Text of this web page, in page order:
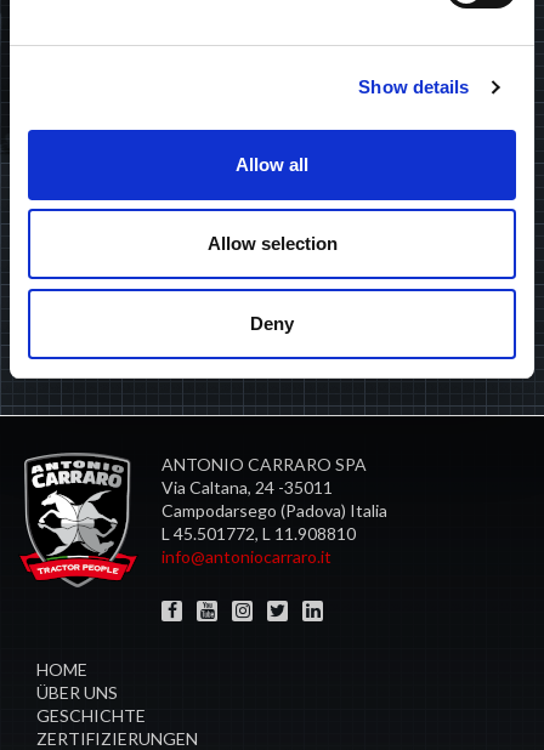
Show details
Allow all
Allow selection
Deny
BESTELLE DEN NEWSLETTER
People: Schlepper, Events und Promotions, Gadgets und
Datenschutzerklärung
ANTONIO CARRARO SPA
Via Caltana, 24 -35011
Campodarsego (Padova) Italia
L 45.501772, L 11.908810
info@antoniocarraro.it
HOME
ÜBER UNS
GESCHICHTE
ZERTIFIZIERUNGEN